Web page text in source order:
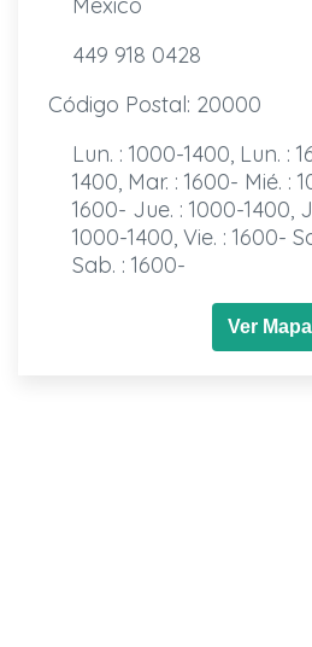
449 918 0428
Código Postal: 20000
Lun. : 1000-1400, Lun. :
1400, Mar. : 1600- Mié. :
1600- Jue. : 1000-1400,
1000-1400, Vie. : 1600-
Sab. : 1600-
Ver Mapa